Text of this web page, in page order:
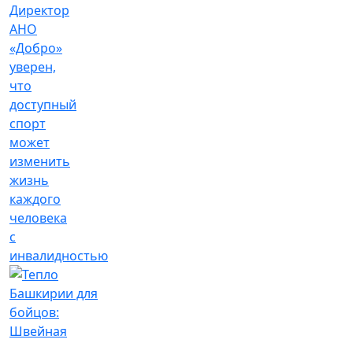
Директор
АНО
«Добро»
уверен,
что
доступный
спорт
может
изменить
жизнь
каждого
человека
с
инвалидностью